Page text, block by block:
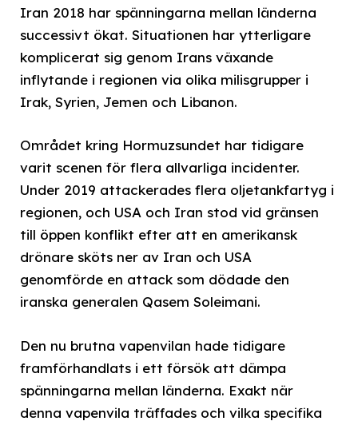
Iran 2018 har spänningarna mellan länderna
successivt ökat. Situationen har ytterligare
komplicerat sig genom Irans växande
inflytande i regionen via olika milisgrupper i
Irak, Syrien, Jemen och Libanon.
Området kring Hormuzsundet har tidigare
varit scenen för flera allvarliga incidenter.
Under 2019 attackerades flera oljetankfartyg i
regionen, och USA och Iran stod vid gränsen
till öppen konflikt efter att en amerikansk
drönare sköts ner av Iran och USA
genomförde en attack som dödade den
iranska generalen Qasem Soleimani.
Den nu brutna vapenvilan hade tidigare
framförhandlats i ett försök att dämpa
spänningarna mellan länderna. Exakt när
denna vapenvila träffades och vilka specifika